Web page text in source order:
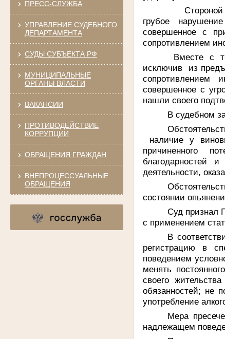
ПРЕСС-СЛУЖБА
УПРАВЛЕНИЕ СУДЕБНОГО
ДЕПАРТАМЕНТА
СУДЫ СУБЪЕКТА РФ
МУНИЦИПАЛЬНЫЕ
ОРГАНЫ ВЛАСТИ
ВАКАНСИИ
ПРОТИВОДЕЙСТВИЕ
КОРРУПЦИИ
ОБРАЩЕНИЯ ГРАЖДАН
ВНЕПРОЦЕССУАЛЬНЫЕ
ОБРАЩЕНИЯ
Стороной
грубое
совершенное с
сопротивлением
Вместе с
исключив из
сопротивлением
совершенное с
нашли своего
В судебном
наличие у
причиненного
благодарностей
деятельности,
состоянии
Суд признал
с применением
В
регистрацию в
поведением
менять
своего
обязанностей; не
употребление
Мера
надлежащем